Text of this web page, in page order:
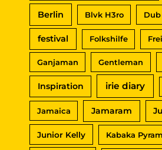
Berlin Blvk H3ro
festival Folkshilfe
Ganjaman Gentleman
Inspiration irie diary
Jamaica Jamaram
Junior Kelly Kabaka